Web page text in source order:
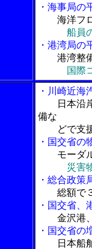
・海事局の
海洋フ
船員
・港湾局の
港湾整
国際
・川崎近海
日本沿
備な
どで支援
・国交省の
モーダ
災害
・総合政策
総額で
・国交省、
金沢港
・国交省の
日本船